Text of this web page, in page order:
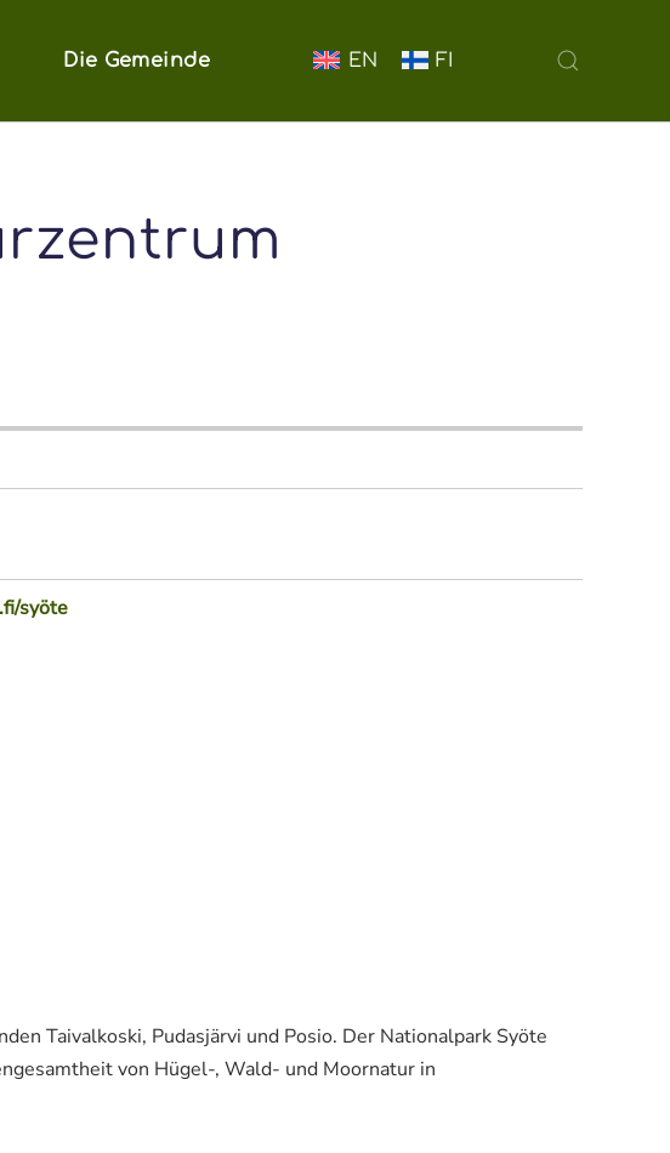
Die Gemeinde EN FI
syöte
Taivalkoski, Pudasjärvi und Posio. Der Nationalpark Syöte
von Hügel-, Wald- und Moornatur in